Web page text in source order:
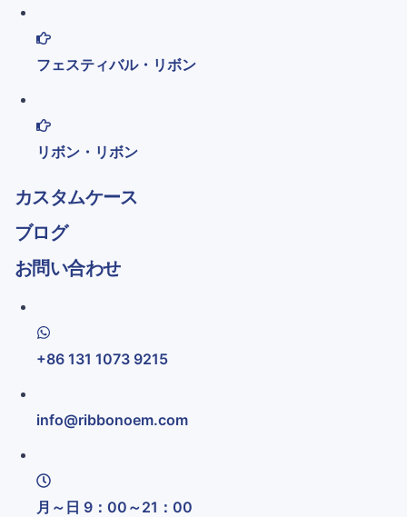
フェスティバル・リボン
リボン・リボン
カスタムケース
ブログ
お問い合わせ
+86 131 1073 9215
info@ribbonoem.com
月～日 9：00～21：00